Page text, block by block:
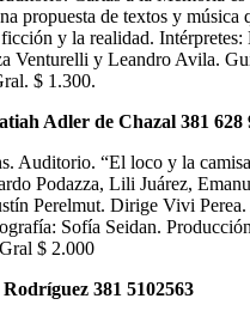
propuesta de textos y música
y la realidad.
Venturelli y Leandro Avila.
$ 1.300.
Adler de Chazal 381 628
Auditorio. “El loco y la
Podazza, Lili Juárez,
Perelmut. Dirige Vivi Perea.
Sofía Seidan.
$ 2.000
381 5102563